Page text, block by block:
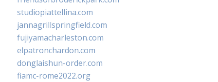
studiopiattellina.com
jannagrillspringfield.com
fujiyamacharleston.com
elpatronchardon.com
donglaishun-order.com
fiamc-rome2022.org